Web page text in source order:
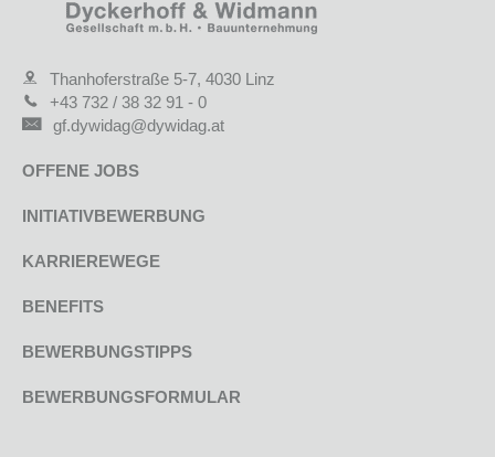
Thanhoferstraße 5-7, 4030 Linz
+43 732 / 38 32 91 - 0
gf.dywidag@dywidag.at
OFFENE JOBS
INITIATIVBEWERBUNG
KARRIEREWEGE
BENEFITS
BEWERBUNGSTIPPS
BEWERBUNGSFORMULAR